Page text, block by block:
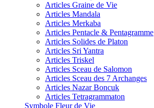
Articles Graine de Vie
Articles Mandala
Articles Merkaba
Articles Pentacle & Pentagramme
Articles Solides de Platon
Articles Sri Yantra
Articles Triskel
Articles Sceau de Salomon
Articles Sceau des 7 Archanges
Articles Nazar Boncuk
Articles Tetragrammaton
Symbole Fleur de Vie